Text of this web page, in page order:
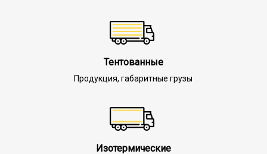
Тентованные
Продукция, габаритные грузы
Изотермические